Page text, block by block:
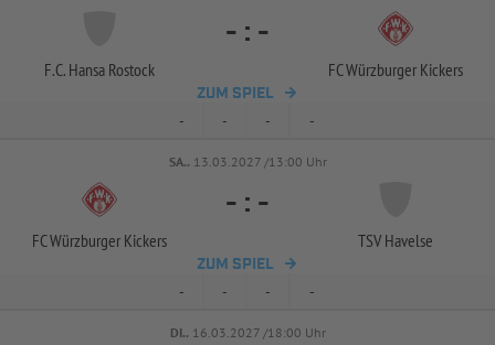
F.C. Hansa Rostock
- : -
FC Würzburger Kickers
ZUM SPIEL
- - - -
SA.. 13.03.2027 /13:00 Uhr
FC Würzburger Kickers
- : -
TSV Havelse
ZUM SPIEL
- - - -
DI.. 16.03.2027 /18:00 Uhr